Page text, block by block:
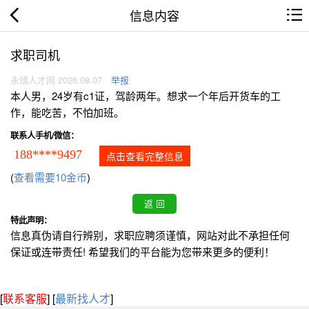
信息内容
求职司机
永靖人才网 2026.08.07 举报
本人男，24岁有c1证，驾龄两年。想求一个年后开货车的工
作，能吃苦，不怕加班。
联系人手机/微信：
188****9497 点击查看完整信息
(查看需要10金币)
特此声明：
信息真伪请自行辨别，求职应聘须谨慎，网站对此不承担任何
保证或连带责任! 希望我们的平台能为您带来更多的便利！
[联系客服] [最新找人才]